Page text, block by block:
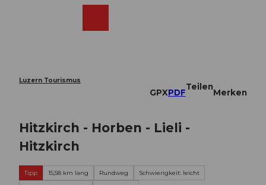
Luzern Tourismus
GPXPDF
Teilen
Merken
Hitzkirch - Horben - Lieli -
Hitzkirch
Tipp 15,58 km lang Rundweg
Schwierigkeit: leicht